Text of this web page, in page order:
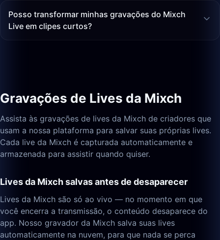
Posso transformar minhas gravações do Mixch
Live em clipes curtos?
Gravações de Lives da Mixch
Assista às gravações de lives da Mixch de criadores que
usam a nossa plataforma para salvar suas próprias lives.
Cada live da Mixch é capturada automaticamente e
armazenada para assistir quando quiser.
Lives da Mixch salvas antes de desaparecer
Lives da Mixch são só ao vivo — no momento em que
você encerra a transmissão, o conteúdo desaparece do
app. Nosso gravador da Mixch salva suas lives
automaticamente na nuvem, para que nada se perca